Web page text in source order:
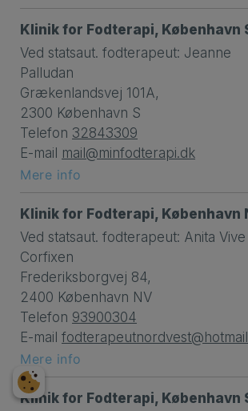
Klinik for Fodterapi, København
Ved statsaut. fodterapeut: Jeanne
Palludan
Grækenlandsvej 101A,
2300 København S
Telefon 32843309
E-mail mail@minfodterapi.dk
Mere info
Klinik for Fodterapi, København
Ved statsaut. fodterapeut: Anita Vive
Corfixen
Frederiksborgvej 84,
2400 København NV
Telefon 93900304
E-mail
Mere info
Klinik for Fodterapi, København